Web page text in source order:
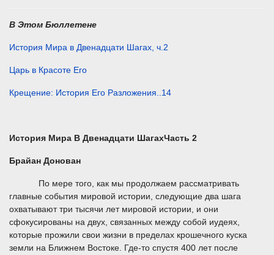
В Этом Бюллетене
История Мира в Двенадцати Шагах, ч.2
Царь в Красоте Его
Крещение: История Его Разложения..14
История Мира В Двенадцати ШагахЧасть 2
Брайан Донован
По мере того, как мы продолжаем рассматривать
главные события мировой истории, следующие два шага
охватывают три тысячи лет мировой истории, и они
сфокусированы на двух, связанных между собой иудеях,
которые прожили свои жизни в пределах крошечного куска
земли на Ближнем Востоке. Где-то спустя 400 лет после